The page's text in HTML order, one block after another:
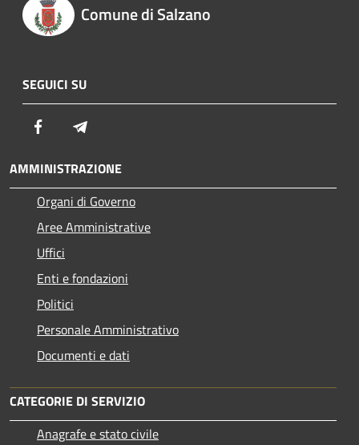
Comune di Salzano
SEGUICI SU
Facebook
AMMINISTRAZIONE
Organi di Governo
Aree Amministrative
Uffici
Enti e fondazioni
Politici
Personale Amministrativo
Documenti e dati
CATEGORIE DI SERVIZIO
Anagrafe e stato civile